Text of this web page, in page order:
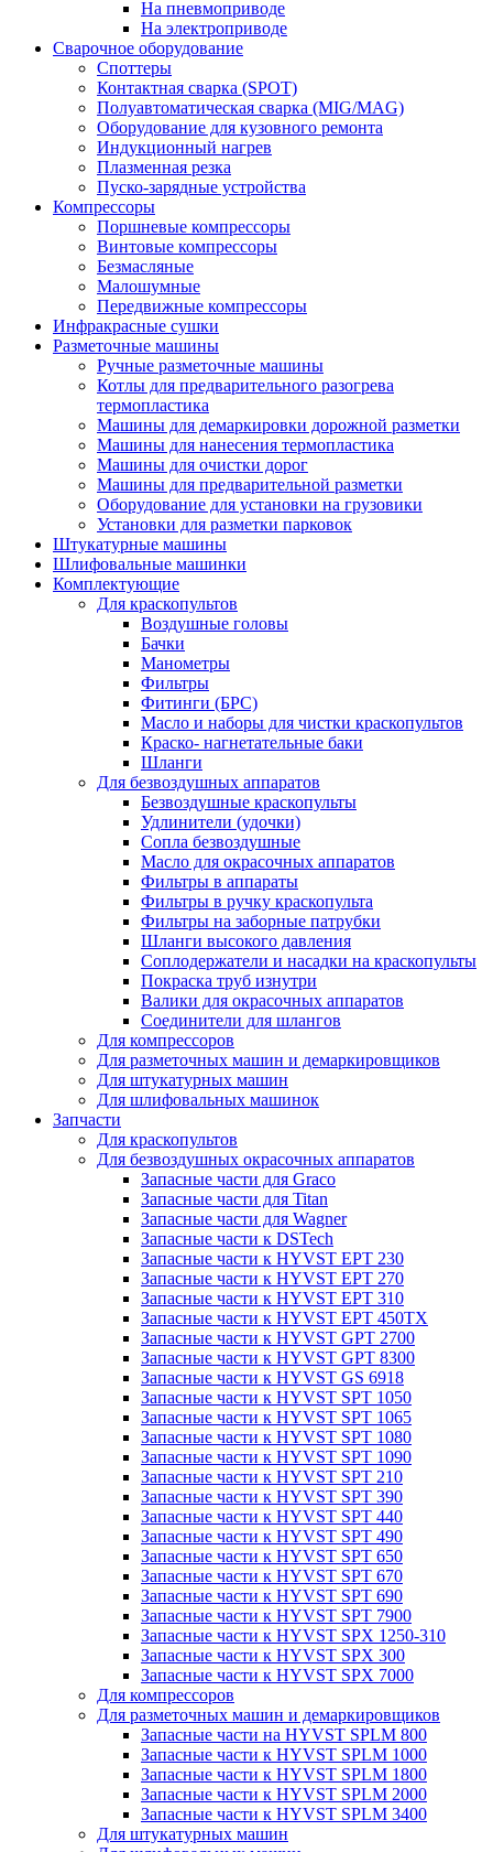
На пневмоприводе
На электроприводе
Сварочное оборудование
Споттеры
Контактная сварка (SPOT)
Полуавтоматическая сварка (MIG/MAG)
Оборудование для кузовного ремонта
Индукционный нагрев
Плазменная резка
Пуско-зарядные устройства
Компрессоры
Поршневые компрессоры
Винтовые компрессоры
Безмасляные
Малошумные
Передвижные компрессоры
Инфракрасные сушки
Разметочные машины
Ручные разметочные машины
Котлы для предварительного разогрева
термопластика
Машины для демаркировки дорожной разметки
Машины для нанесения термопластика
Машины для очистки дорог
Машины для предварительной разметки
Оборудование для установки на грузовики
Установки для разметки парковок
Штукатурные машины
Шлифовальные машинки
Комплектующие
Для краскопультов
Воздушные головы
Бачки
Манометры
Фильтры
Фитинги (БРС)
Масло и наборы для чистки краскопультов
Краско- нагнетательные баки
Шланги
Для безвоздушных аппаратов
Безвоздушные краскопульты
Удлинители (удочки)
Сопла безвоздушные
Масло для окрасочных аппаратов
Фильтры в аппараты
Фильтры в ручку краскопульта
Фильтры на заборные патрубки
Шланги высокого давления
Соплодержатели и насадки на краскопульты
Покраска труб изнутри
Валики для окрасочных аппаратов
Соединители для шлангов
Для компрессоров
Для разметочных машин и демаркировщиков
Для штукатурных машин
Для шлифовальных машинок
Запчасти
Для краскопультов
Для безвоздушных окрасочных аппаратов
Запасные части для Graco
Запасные части для Titan
Запасные части для Wagner
Запасные части к DSTech
Запасные части к HYVST EPT 230
Запасные части к HYVST EPT 270
Запасные части к HYVST EPT 310
Запасные части к HYVST EPT 450TX
Запасные части к HYVST GPT 2700
Запасные части к HYVST GPT 8300
Запасные части к HYVST GS 6918
Запасные части к HYVST SPT 1050
Запасные части к HYVST SPT 1065
Запасные части к HYVST SPT 1080
Запасные части к HYVST SPT 1090
Запасные части к HYVST SPT 210
Запасные части к HYVST SPT 390
Запасные части к HYVST SPT 440
Запасные части к HYVST SPT 490
Запасные части к HYVST SPT 650
Запасные части к HYVST SPT 670
Запасные части к HYVST SPT 690
Запасные части к HYVST SPT 7900
Запасные части к HYVST SPX 1250-310
Запасные части к HYVST SPX 300
Запасные части к HYVST SPX 7000
Для компрессоров
Для разметочных машин и демаркировщиков
Запасные части на HYVST SPLM 800
Запасные части к HYVST SPLM 1000
Запасные части к HYVST SPLM 1800
Запасные части к HYVST SPLM 2000
Запасные части к HYVST SPLM 3400
Для штукатурных машин